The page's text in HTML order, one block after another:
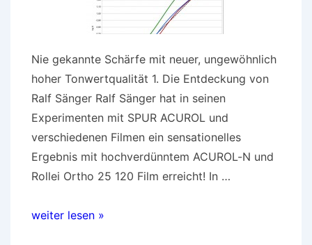
Nie gekannte Schärfe mit neuer, ungewöhnlich
hoher Tonwertqualität 1. Die Entdeckung von
Ralf Sänger Ralf Sänger hat in seinen
Experimenten mit SPUR ACUROL und
verschiedenen Filmen ein sensationelles
Ergebnis mit hochverdünntem ACUROL-N und
Rollei Ortho 25 120 Film erreicht! In …
Schärfe-
weiter lesen »